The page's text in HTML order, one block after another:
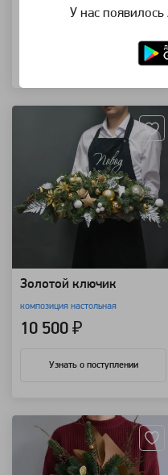
12 500 ₽
Артикул: 9134
Золотой ключик
композиция настольная
10 500 ₽
Узнать о поступлении
У нас